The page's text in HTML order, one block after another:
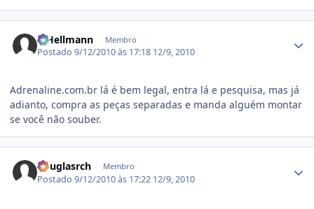
R.Hellmann Membro
Postado9/12/2010 às 17:18 12/9, 2010
Adrenaline.com.br lá é bem legal, entra lá e pesquisa, mas já
adianto, compra as peças separadas e manda alguém montar
se você não souber.
douglasrch Membro
Postado9/12/2010 às 17:22 12/9, 2010